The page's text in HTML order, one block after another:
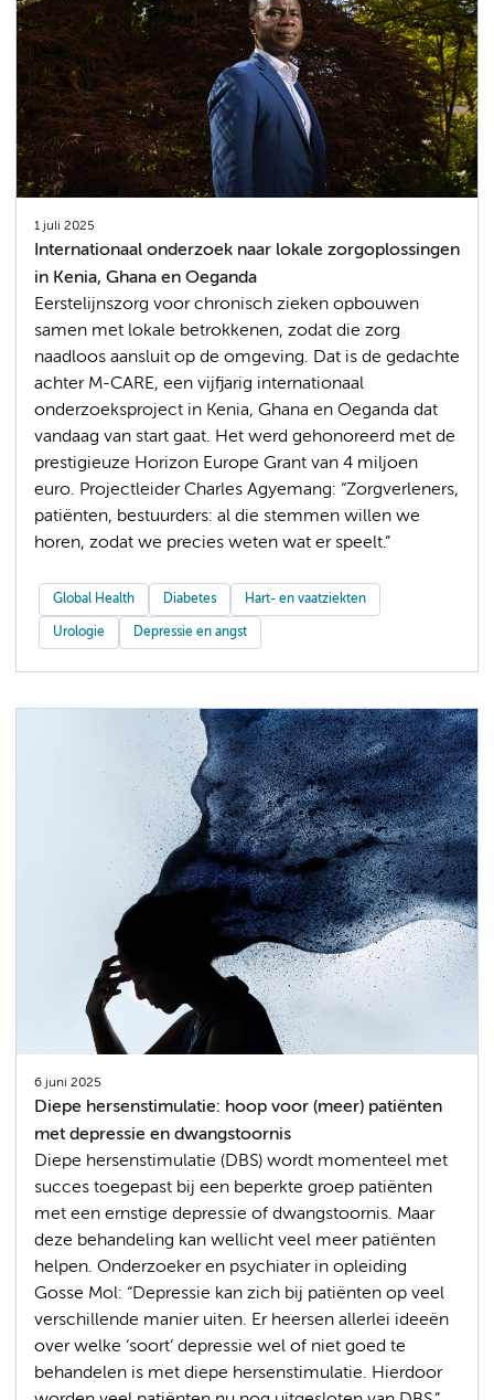
1 juli 2025
Internationaal onderzoek naar lokale zorgoplossingen
in Kenia, Ghana en Oeganda
Eerstelijnszorg voor chronisch zieken opbouwen
samen met lokale betrokkenen, zodat die zorg
naadloos aansluit op de omgeving. Dat is de gedachte
achter M-CARE, een vijfjarig internationaal
onderzoeksproject in Kenia, Ghana en Oeganda dat
vandaag van start gaat. Het werd gehonoreerd met de
prestigieuze Horizon Europe Grant van 4 miljoen
euro. Projectleider Charles Agyemang: “Zorgverleners,
patiënten, bestuurders: al die stemmen willen we
horen, zodat we precies weten wat er speelt.”
Global Health Diabetes Hart- en vaatziekten
Urologie Depressie en angst
6 juni 2025
Diepe hersenstimulatie: hoop voor (meer) patiënten
met depressie en dwangstoornis
Diepe hersenstimulatie (DBS) wordt momenteel met
succes toegepast bij een beperkte groep patiënten
met een ernstige depressie of dwangstoornis. Maar
deze behandeling kan wellicht veel meer patiënten
helpen. Onderzoeker en psychiater in opleiding
Gosse Mol: “Depressie kan zich bij patiënten op veel
verschillende manier uiten. Er heersen allerlei ideeën
over welke ‘soort’ depressie wel of niet goed te
behandelen is met diepe hersenstimulatie. Hierdoor